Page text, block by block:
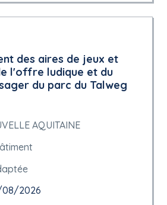
des aires de jeux et
l'offre ludique et du
du parc du Talweg
AQUITAINE
08/2026